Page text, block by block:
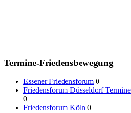
Termine-Friedensbewegung
Essener Friedensforum 0
Friedensforum Düsseldorf Termine
0
Friedensforum Köln 0